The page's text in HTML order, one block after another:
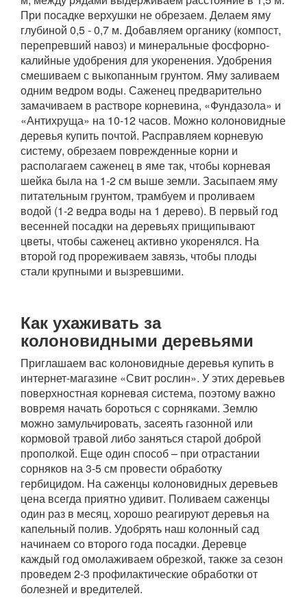
При посадке верхушки не обрезаем. Делаем яму
глубиной 0,5 - 0,7 м. Добавляем органику (компост,
перепревший навоз) и минеральные фосфорно-
калийные удобрения для укоренения. Удобрения
смешиваем с выкопанным грунтом. Яму заливаем
одним ведром воды. Саженец предварительно
замачиваем в растворе корневина, «Фундазола» и
«Антихруща» на 10-12 часов. Можно колоновидные
деревья купить почтой. Расправляем корневую
систему, обрезаем поврежденные корни и
располагаем саженец в яме так, чтобы корневая
шейка была на 1-2 см выше земли. Засыпаем яму
питательным грунтом, трамбуем и проливаем
водой (1-2 ведра воды на 1 дерево). В первый год
весенней посадки на деревьях прищипывают
цветы, чтобы саженец активно укоренялся. На
второй год прореживаем завязь, чтобы плоды
стали крупными и вызревшими.
Как ухаживать за
колоновидными деревьями
Приглашаем вас колоновидные деревья купить в
интернет-магазине «Свит рослин». У этих деревьев
поверхностная корневая система, поэтому важно
вовремя начать бороться с сорняками. Землю
можно замульчировать, засеять газонной или
кормовой травой либо заняться старой доброй
прополкой. Еще один способ – при отрастании
сорняков на 3-5 см провести обработку
гербицидом. На саженцы колоновидных деревьев
цена всегда приятно удивит. Поливаем саженцы
один раз в месяц, хорошо реагируют деревья на
капельный полив. Удобрять наш колонный сад
начинаем со второго года посадки. Деревце
каждый год омолаживаем обрезкой, также за сезон
проведем 2-3 профилактические обработки от
болезней и вредителей.